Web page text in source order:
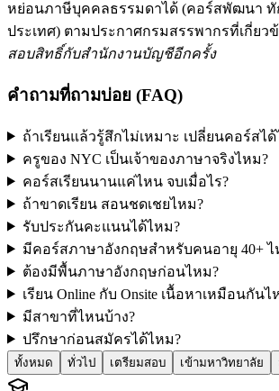
หย่อนภาษีบุคคลธรรมดาได้ (คอร์สพัฒนา ทั
ประเทศ) ตามประกาศกรมสรรพากรที่เกี่ยว
สอบสิทธิ์กับสำนักงานบัญชีอีกครั้ง
คำถามที่ถามบ่อย (FAQ)
ถ้าเรียนแล้วรู้สึกไม่เหมาะ เปลี่ยนคอร์สไ
ครูของ NYC เป็นเจ้าของภาษาจริงไหม?
คอร์สเรียนนานแค่ไหน จบเมื่อไร?
ถ้าขาดเรียน สอนชดเชยไหม?
รับประกันคะแนนได้ไหม?
มีคอร์สภาษาอังกฤษสำหรับคนอายุ 40+ ไ
ต้องมีพื้นภาษาอังกฤษก่อนไหม?
เรียน Online กับ Onsite เนื้อหาเหมือนกันไ
มีสาขาที่ไหนบ้าง?
ปรึกษาก่อนสมัครได้ไหม?
ทั้งหมด ทั่วไป เตรียมสอบ เข้ามหาวิทยาลัย